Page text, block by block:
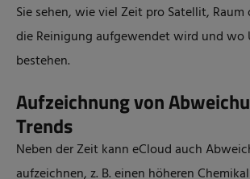
Sie sehen, wie viel Zeit pro Satellit,
die Reinigung aufgewendet wird und wo
bestehen.
Aufzeichnung von
Trends
Neben der Zeit kann eCloud auch
aufzeichnen, z. B. einen höheren